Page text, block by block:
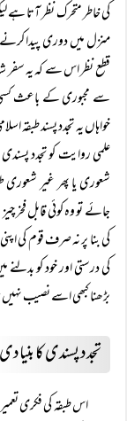
کی خاطر متحرک نظر آتا
منزل میں دوری پیدا
قطع نظر اس سے کہ یہ سفر
سے مجبوری کے باعث
خواہاں یہ تجدد پسند طبقہ
علمی روایت کو تجدد
شعوری یا پھر غیر شعوری
جائے تو وہ کوئی قابل فخر
کی بنا پر نہ صرف قوم کی
کی درستی اور خود کو
بڑھنا کبھی اسے نصیب
تجدد پسندی کا
اس طبقہ کی فکری